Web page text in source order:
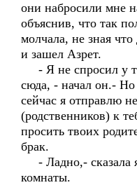
они набросили мне
объяснив, что так
молчала, не зная
и зашел Азрет.
- Я не спросил у
сюда, - начал он.-
сейчас я отправлю
(родственников) к
просить твоих
брак.
- Ладно,- сказала
комнаты.